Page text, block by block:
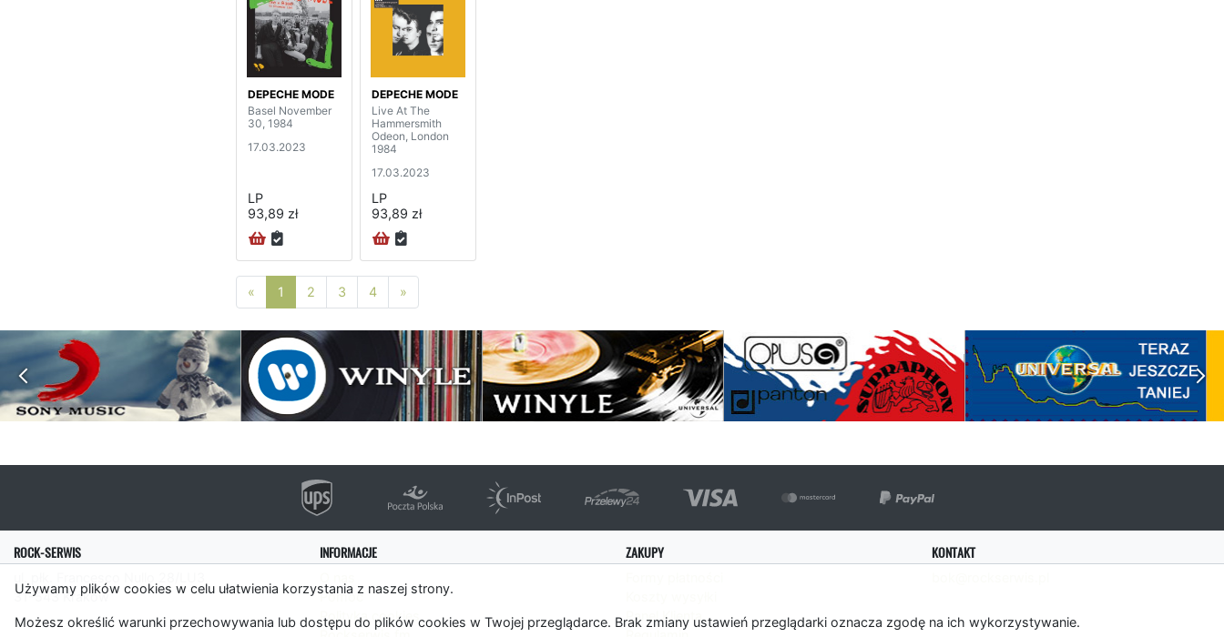
Używamy plików cookies w celu ułatwienia korzystania z naszej strony.
Możesz określić warunki przechowywania lub dostępu do plików cookies w Twojej przeglądarce. Brak zmiany ustawień przeglądarki oznacza zgodę na ich wykorzystywanie.
DEPECHE MODE
Basel November
30, 1984
17.03.2023
LP
93,89 zł
DEPECHE MODE
Live At The
Hammersmith
Odeon, London
1984
17.03.2023
LP
93,89 zł
« Poprzednia strona
1 2 3 4 »
ROCK-SERWIS
31-543 Kraków
INFORMACJE
Pomoc
Polityka cookies
ZAKUPY
Panel Klienta
KONTAKT